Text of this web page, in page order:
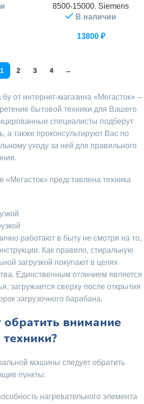
8500-15000, Siemens
В наличии
13800 ₽
1 2 3 4 →
от интернет-магазина «Мегаcток» –
бытовой техники для Вашего
специалисты подберут
а также проконсультируют Вас по
уходу за ней для правильного
«Мегаcток» представлена техника
работают в быту не смотря на то,
Как правило, стиральную
загрузкой покупают в целях
Единственным отличием является
загружается сверху после открытия
загрузочного барабана.
обратить внимание
машины следует обратить
пункты:
нагревательного элемента